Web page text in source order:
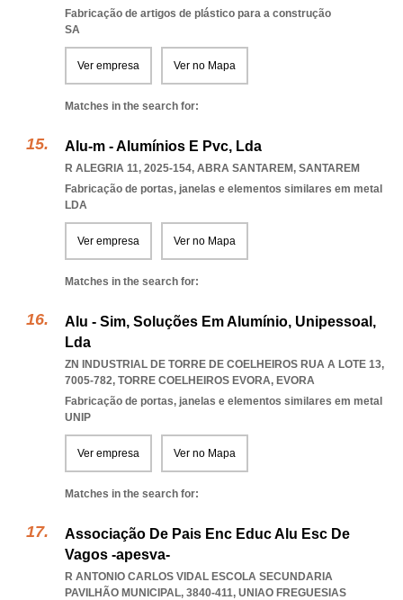
Fabricação de artigos de plástico para a construção
SA
Ver empresa Ver no Mapa
Matches in the search for:
Alu-m - Alumínios E Pvc, Lda
R ALEGRIA 11, 2025-154, ABRA SANTAREM, SANTAREM
Fabricação de portas, janelas e elementos similares em metal
LDA
Ver empresa Ver no Mapa
Matches in the search for:
Alu - Sim, Soluções Em Alumínio, Unipessoal,
Lda
ZN INDUSTRIAL DE TORRE DE COELHEIROS RUA A LOTE 13,
7005-782, TORRE COELHEIROS EVORA, EVORA
Fabricação de portas, janelas e elementos similares em metal
UNIP
Ver empresa Ver no Mapa
Matches in the search for:
Associação De Pais Enc Educ Alu Esc De
Vagos -apesva-
R ANTONIO CARLOS VIDAL ESCOLA SECUNDARIA
PAVILHÃO MUNICIPAL, 3840-411, UNIAO FREGUESIAS